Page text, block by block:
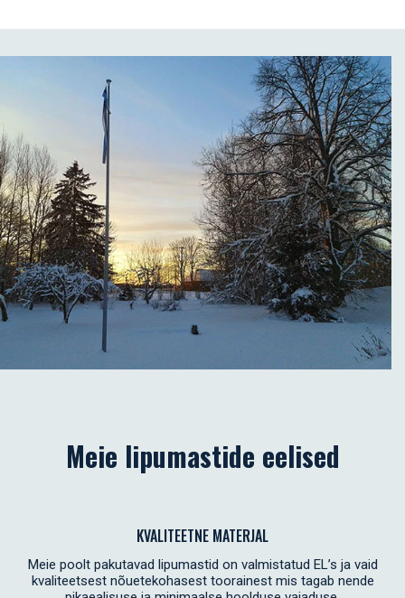
Meie lipumastide eelised
KVALITEETNE MATERJAL
Meie poolt pakutavad lipumastid on valmistatud EL’s ja vaid
kvaliteetsest nõuetekohasest toorainest mis tagab nende